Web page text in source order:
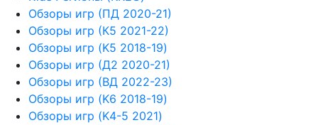
Обзоры игр (ПД 2020-21)
Обзоры игр (К5 2021-22)
Обзоры игр (K5 2018-19)
Обзоры игр (Д2 2020-21)
Обзоры игр (ВД 2022-23)
Обзоры игр (K6 2018-19)
Обзоры игр (K4-5 2021)